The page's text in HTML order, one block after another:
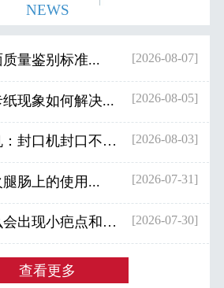
NEWS
量鉴别标准... [2026-08-07]
现象如何解决... [2026-08-05]
全自动封口机：封口机封口不好应检查什... [2026-08-03]
肠上的使用... [2026-07-31]
复合膜为什么会出现小疤点和波浪纹... [2026-07-30]
查看更多